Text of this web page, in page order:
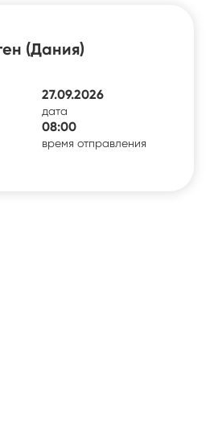
(Дания)
27.09.2026
дата
08:00
время отправления